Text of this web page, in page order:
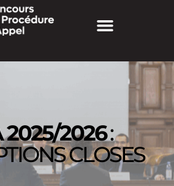
2025/2026:
CLOSES